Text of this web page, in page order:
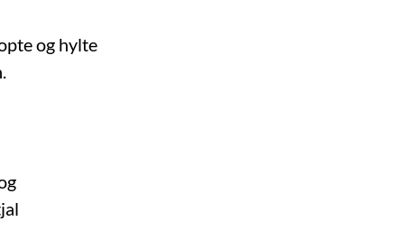
og hylte